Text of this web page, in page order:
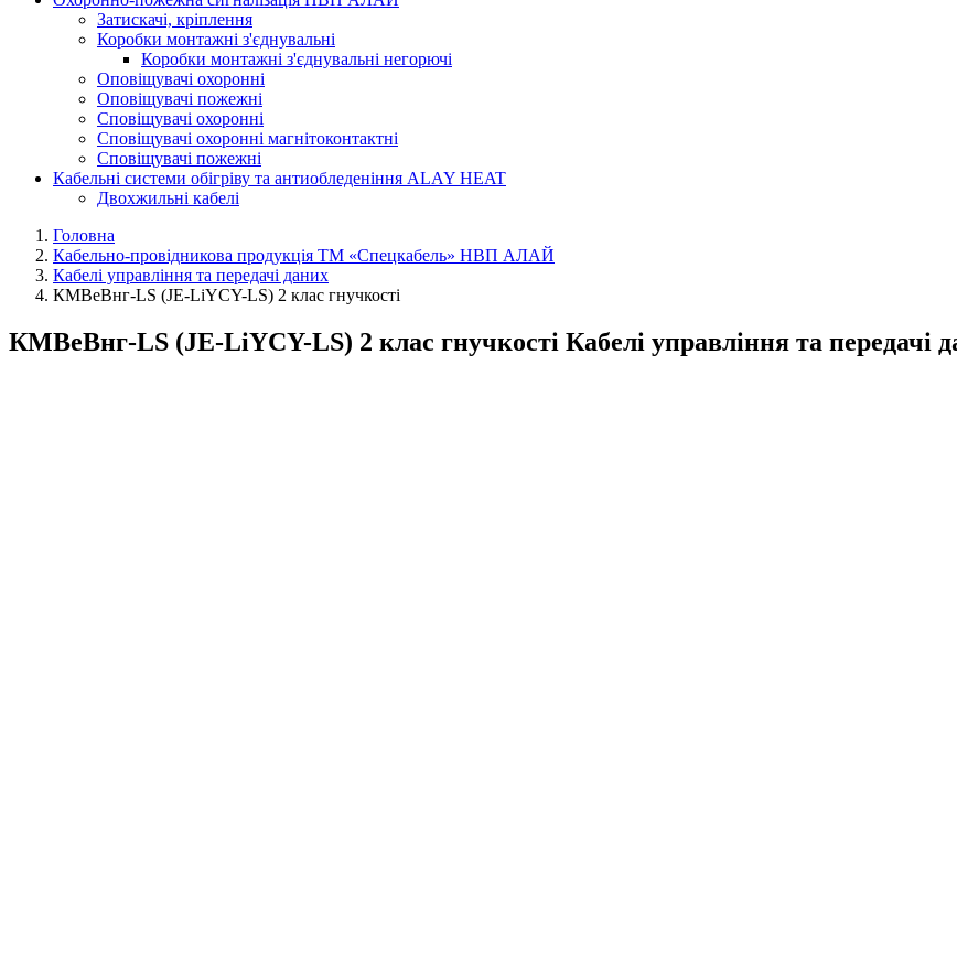
Затискачі, кріплення
Коробки монтажні з'єднувальні
Коробки монтажні з'єднувальні негорючі
Оповіщувачі охоронні
Оповіщувачі пожежні
Сповіщувачі охоронні
Сповіщувачі охоронні магнітоконтактні
Сповіщувачі пожежні
Кабельні системи обігріву та антиобледеніння ALAY HEAT
Двохжильні кабелі
Головна
Кабельно-провідникова продукція ТМ «Спецкабель» НВП АЛАЙ
Кабелі управління та передачі даних
КМВеВнг-LS (JE-LiYCY-LS) 2 клас гнучкості
КМВеВнг-LS (JE-LiYCY-LS) 2 клас гнучкості Кабелі управління та передачі